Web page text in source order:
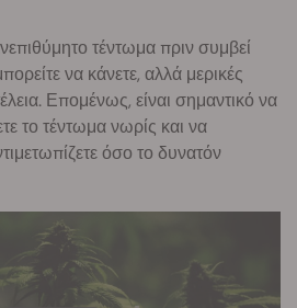
τέντωμα πριν συμβεί
να κάνετε, αλλά μερικές
Επομένως, είναι σημαντικό να
το τέντωμα νωρίς και να
όσο το δυνατόν